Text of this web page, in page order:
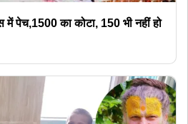
में पेच,1500 का कोटा, 150 भी नहीं हो